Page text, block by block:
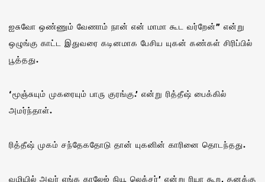
ஐசுவோ ஒண்ணும் வேணாம் நான் என் மாமா கூட வர்றேன்” என்று
ஒழுங்கு காட்ட இதுவரை கடினமாக பேசிய யுகன் கண்கள் சிரிப்பில்
பூத்தது.
‘மூஞ்சுயும் முகரையும் பாரு குரங்கு.’ என்று ரித்தீஷ் பைக்கில்
அமர்ந்தாள்.
ரித்தீஷ் முகம் சந்தேகதோடு தான் யுகனின் காரினை தொடந்தது.
வழியில் அவர் எங்க காலேஜ் நியூ லெக்சர்’ என்று ரியா கூற, தனக்கு